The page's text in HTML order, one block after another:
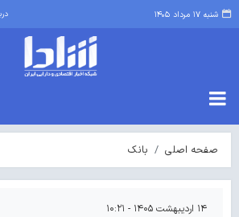
شنبه ۱۷ مرداد ۱۴۰۵
صفحه اصلی بانک
۱۴ اردیبهشت ۱۴۰۵ - ۱۰:۲۱